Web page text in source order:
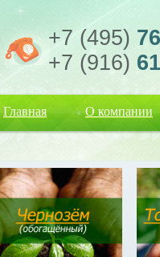
+7 (495)
+7 (916)
Главная О компании